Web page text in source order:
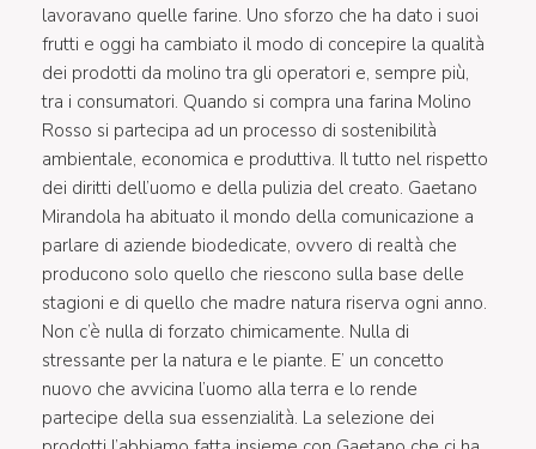
lavoravano quelle farine. Uno sforzo che ha dato i suoi
frutti e oggi ha cambiato il modo di concepire la qualità
dei prodotti da molino tra gli operatori e, sempre più,
tra i consumatori. Quando si compra una farina Molino
Rosso si partecipa ad un processo di sostenibilità
ambientale, economica e produttiva. Il tutto nel rispetto
dei diritti dell’uomo e della pulizia del creato. Gaetano
Mirandola ha abituato il mondo della comunicazione a
parlare di aziende biodedicate, ovvero di realtà che
producono solo quello che riescono sulla base delle
stagioni e di quello che madre natura riserva ogni anno.
Non c’è nulla di forzato chimicamente. Nulla di
stressante per la natura e le piante. E’ un concetto
nuovo che avvicina l’uomo alla terra e lo rende
partecipe della sua essenzialità. La selezione dei